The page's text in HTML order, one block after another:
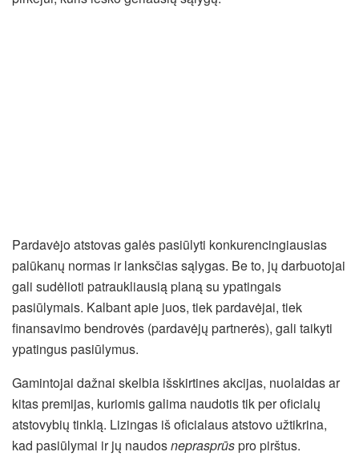
Pardavėjo atstovas galės pasiūlyti konkurencingiausias
palūkanų normas ir lanksčias sąlygas. Be to, jų darbuotojai
gali sudėlioti patraukliausią planą su ypatingais
pasiūlymais. Kalbant apie juos, tiek pardavėjai, tiek
finansavimo bendrovės (pardavėjų partnerės), gali taikyti
ypatingus pasiūlymus.
Gamintojai dažnai skelbia išskirtines akcijas, nuolaidas ar
kitas premijas, kuriomis galima naudotis tik per oficialų
atstovybių tinklą. Lizingas iš oficialaus atstovo užtikrina,
kad pasiūlymai ir jų naudosneprasprūspro pirštus.